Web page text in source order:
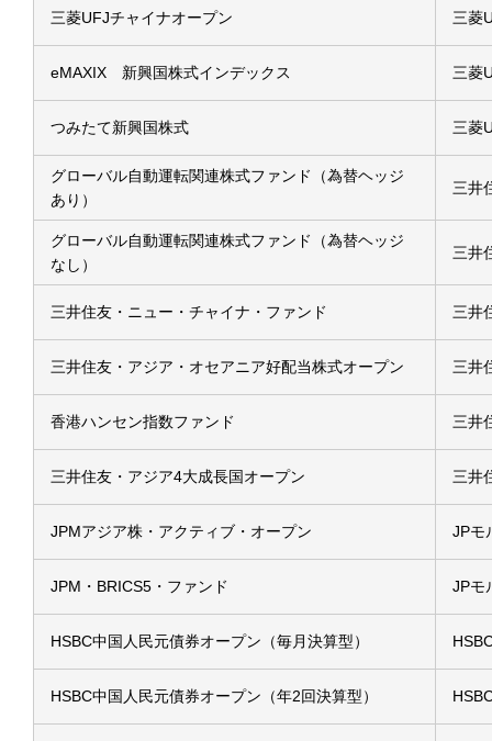
三菱UFJチャイナオープン 三菱
eMAXIX 新興国株式インデックス 三菱
つみたて新興国株式 三菱
グローバル自動運転関連株式ファンド（為替ヘッジ
あり）
三井
グローバル自動運転関連株式ファンド（為替ヘッジ
なし）
三井
三井住友・ニュー・チャイナ・ファンド 三井
三井住友・アジア・オセアニア好配当株式オープン 三井
香港ハンセン指数ファンド 三井
三井住友・アジア4大成長国オープン 三井
JPMアジア株・アクティブ・オープン JPモ
JPM・BRICS5・ファンド JPモ
HSBC中国人民元債券オープン（毎月決算型）
HSBC中国人民元債券オープン（年2回決算型）